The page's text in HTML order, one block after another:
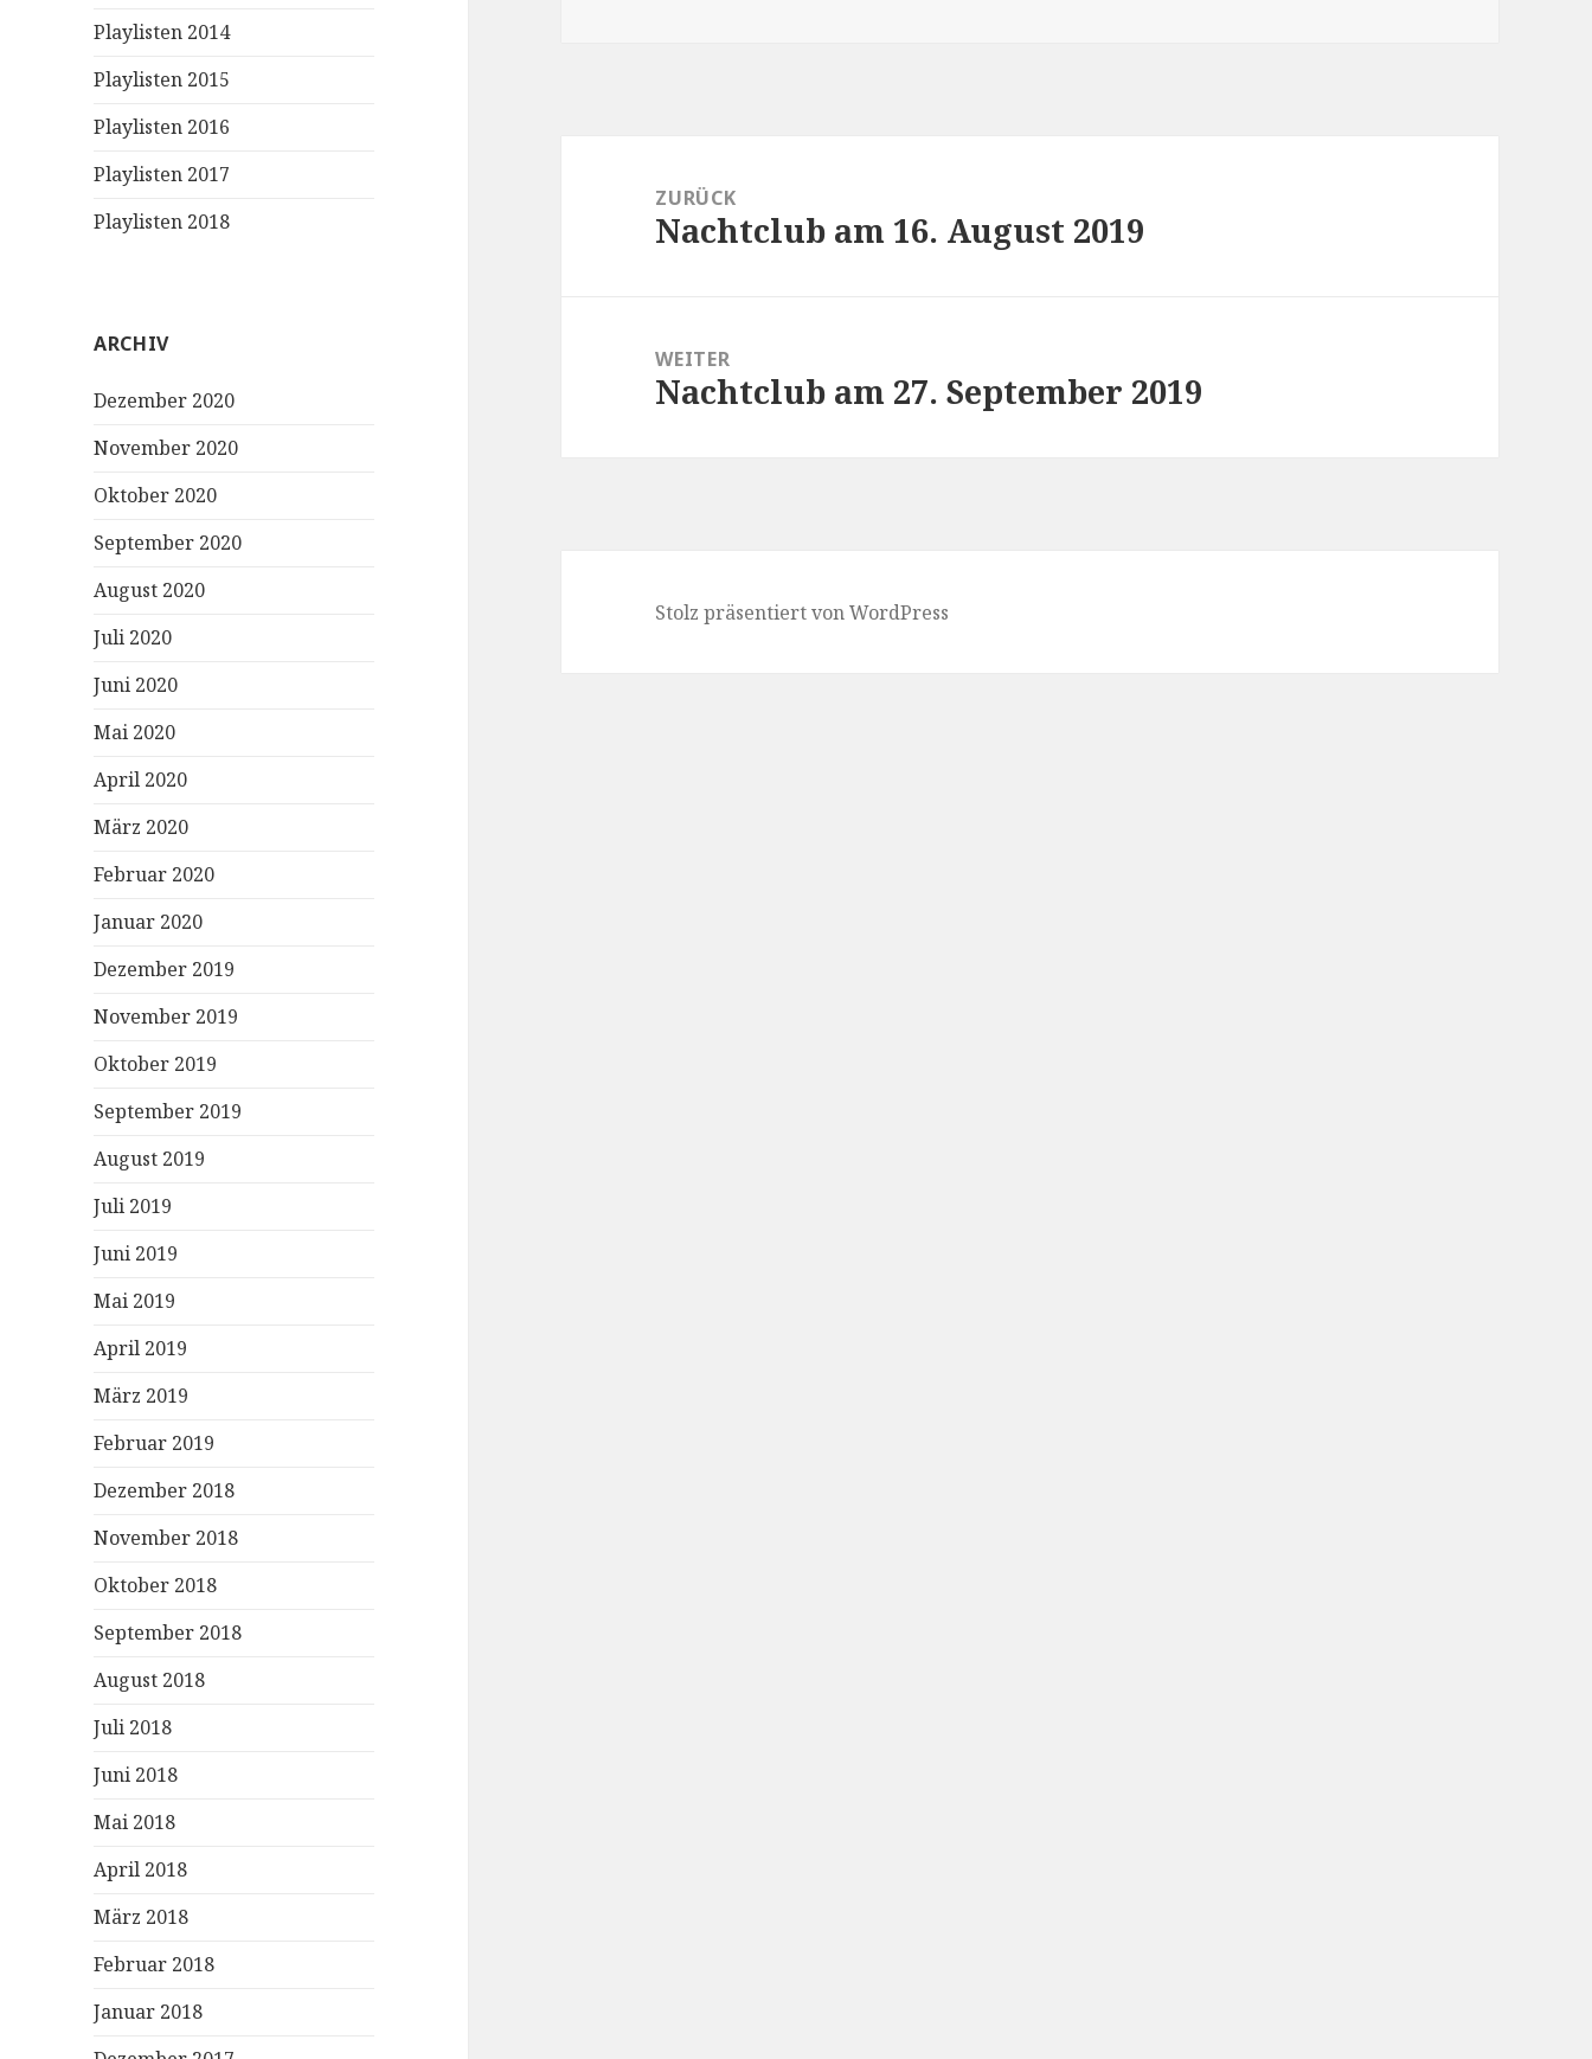
Playlisten 2014
Playlisten 2015
Playlisten 2016
Playlisten 2017
Playlisten 2018
ARCHIV
Dezember 2020
November 2020
Oktober 2020
September 2020
August 2020
Juli 2020
Juni 2020
Mai 2020
April 2020
März 2020
Februar 2020
Januar 2020
Dezember 2019
November 2019
Oktober 2019
September 2019
August 2019
Juli 2019
Juni 2019
Mai 2019
April 2019
März 2019
Februar 2019
Dezember 2018
November 2018
Oktober 2018
September 2018
August 2018
Juli 2018
Juni 2018
Mai 2018
April 2018
März 2018
Februar 2018
Januar 2018
ZURÜCK
Vorheriger
Nachtclub am 16. August 2019
WEITER
Nächster
Nachtclub am 27. September 2019
Stolz präsentiert von WordPress